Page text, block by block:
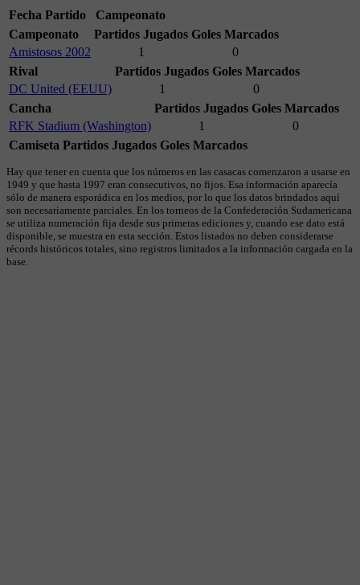
Fecha Partido
Campeonato
Campeonato
Partidos Jugados Goles Marcados
Amistosos 2002
1
0
Rival
Partidos Jugados Goles Marcados
DC United (EEUU)
1
0
Cancha
Partidos Jugados Goles Marcados
RFK Stadium (Washington)
1
0
Camiseta Partidos Jugados Goles Marcados
Hay que tener en cuenta que los números en las casacas comenzaron a usarse en
1949 y que hasta 1997 eran consecutivos, no fijos. Esa información aparecía
sólo de manera esporádica en los medios, por lo que los datos brindados aquí
son necesariamente parciales. En los torneos de la Confederación Sudamericana
se utiliza numeración fija desde sus primeras ediciones y, cuando ese dato está
disponible, se muestra en esta sección. Estos listados no deben considerarse
récords históricos totales, sino registros limitados a la información cargada en la
base.